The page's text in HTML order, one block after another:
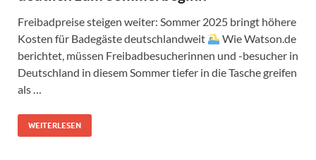
Freibadpreise steigen weiter: Sommer 2025 bringt höhere
Kosten für Badegäste deutschlandweit
Wie Watson.de
berichtet, müssen Freibadbesucherinnen und -besucher in
Deutschland in diesem Sommer tiefer in die Tasche greifen
als …
WEITERLESEN